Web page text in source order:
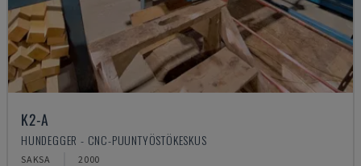
K2-A
HUNDEGGER - CNC-PUUNTYÖSTÖKESKUS
SAKSA 2000